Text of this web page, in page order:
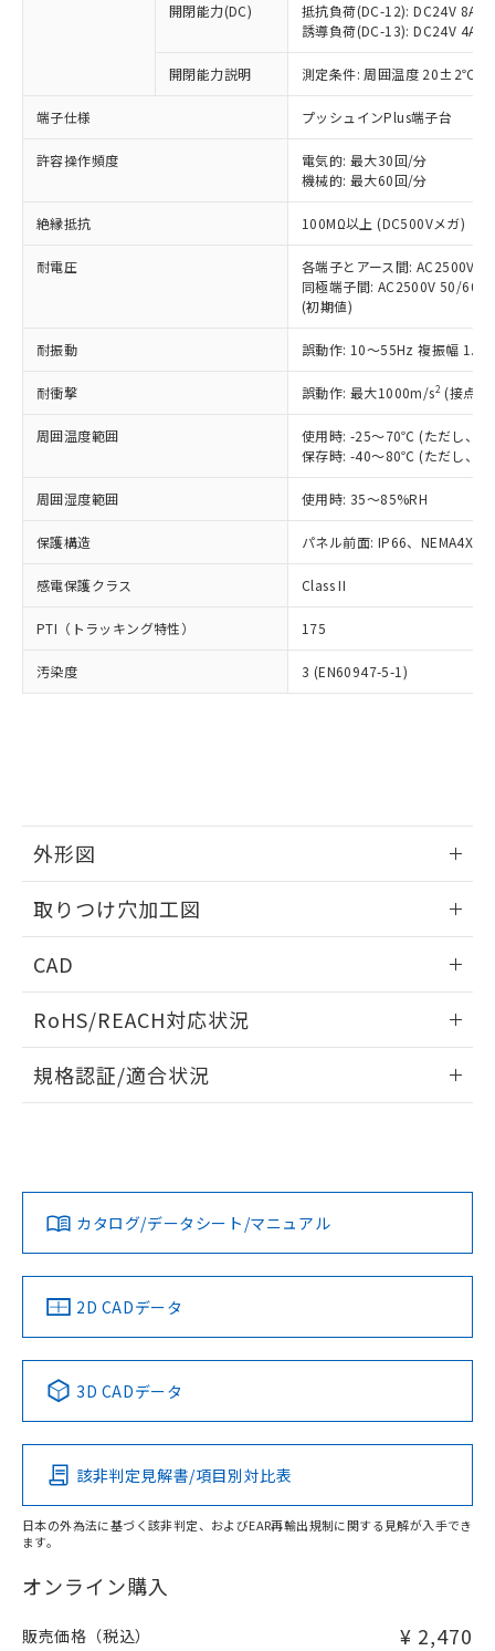
開閉能力(DC)
抵抗負荷(DC-12): DC24V 8A/
誘導負荷(DC-13): DC24V 4A/
開閉能力説明 測定条件: 周囲温度 20±2℃、
端子仕様 プッシュインPlus端子台
許容操作頻度
電気的: 最大30回/分
機械的: 最大60回/分
絶縁抵抗 100MΩ以上 (DC500Vメガ)
耐電圧
各端子とアース間: AC2500V
同極端子間: AC2500V 50/
(初期値)
耐振動 誤動作: 10～55Hz 複振幅
耐衝撃 誤動作: 最大1000m/s2 (接点
周囲温度範囲
使用時: -25～70℃ (ただし、氷
保存時: -40～80℃ (ただし、氷
周囲湿度範囲 使用時: 35～85%RH
保護構造 パネル前面: IP66、NEMA4X,
感電保護クラス Class II
PTI（トラッキング特性） 175
汚染度 3 (EN60947-5-1)
外形図
取りつけ穴加工図
CAD
ドすることができます。
ログイン/会員登録
ダウンロードデータをご利用いただく前に、以下を必ずお読
みください。
ソフトウェアの使用条件
RoHS/REACH対応状況
EU RoHS 注意事項・凡例
対応済み
中国 RoHS 注意事項・凡例
Pb Hg Cd Cr(VI)
O
在庫等で未対応品が混在する可能性があります。
問い合わせください。
規格認証/適合状況
カタログ/データシート/マニュアル
2D CADデータ
3D CADデータ
該非判定見解書/項目別対比表
日本の外為法に基づく該非判定、およびEAR再輸出規制に関する見解が入手でき
ます。
オンライン購入
販売価格（税込） ¥ 2,470
以下の条件をお読みいただき、同意のうえ
ご利用ください。
本サービスは、当社制御機器事業取扱
商品の当社在庫状況および標準価格
(税抜)を提供させていただくもので
当社制御機器事業取扱商品の中には、
本サービスの対象外となる商品もある
ことをご了承ください。
在庫状況および標準価格照会結果は、
記載している更新日時点での社内デー
タに基づき作成されるものであり、閲
覧された時点での実際の在庫および標
準価格とは異なる場合があることをご
正式な納期状況および標準価格はお客
様のお取引先、またはお客様担当のオ
ムロン制御機器販売店・当社販売員に
オムロン制御機器販売店や当社販売拠
販売ネットワーク
」をご確認
在庫状況および標準価格結果を当社の
事前の承諾なく第三者に漏洩または開
示しないようお願いします。
マイパーツ機能（部品リスト作成サー
ビス）をご利用いただくには、I-Web
品・サービスに関するお客様との取
の共同利用に関して"
用者の範囲」に記載されている法人を
対応予定なし：EU RoHS指令（10物質）の
非含有に非対応の商品で、対応品を出す予
調査・確認中：EU RoHS指令（10物質）の
非含有の対応状況を調査中または確認中の
商品です。
非該当品：ライセンス料など無形物で、有
害物質有無と関係のない商品です。
仕入先様の事情により、非含有部品として
いたものが、含有品と判明した場合などや
むを得ず変更することがあります。
鉛(Pb) 1000ppm以下、 水銀(Hg) 1000ppm以下、 カド
六価クロム(Cr(Ⅵ)) 1000ppm以下、ポリ臭化ビフェニル
類(PBB) 1000ppm以下、ポリ臭化ジフェニルエーテル類
ルベンジル（BBP） 1000ppm以下、フタル酸ジブチル
（DBP） 1000ppm以下、フタル酸ジイソブチル
但し、RoHS指令で産業用監視および制御機器に対する
適用除外項目は除く。
フタル酸エステル類の４物質については閾値を超える意
図的な使用がないことを確認しています。
部品在庫の切り替え状況などにより、予定
月が前後することがあります。
EU RoHS指令（10物質）の非含有証明書
51物質の非含有証明書（当社基準）
※本証明書は発行日時点で非含有を証明す
物質の対応では、対応完了までの期間は出
荷製品に未対応品が混在することから備考
欄に対応日を記載しておりました。
既に当社にて対応品への在庫切替を完了
「○」：最大均質材料含有率が中国RoHSの
基準値以下であることを示します。
「×」：最大均質材料含有率が中国RoHSの
基準値を超えていることを示します。
「－」：未確認です。当社販売部門へお問
*中国RoHS10物質の基準値 (GB/T26572)：
Pb(鉛) :1000ppm、 Hg(水銀) : 1000ppm、 Cd(カドミウ
Cr(Ⅵ)(六価クロム) : 1000ppm、 PBBs(ポリ臭化ビフェ
ニル類) : 1000ppm、 PBDEs(ポリ臭化ジフェニルエーテ
ル類) : 1000ppm、
DBP(フタル酸ジブチル) : 1000ppm、 DIBP(フタル酸ジ
イソブチル) : 1000ppm、 BBP(フタル酸ブチルベンジ
DEHP(フタル酸ビス(2-エチルヘキシル)) : 1000ppm
「ｅ」：有害物質（10物質）のすべてが基
準値以下であることを示します。
「10」：通常の使用状況下において有害物
質が外部に漏えいし、環境に深刻な影響を
及ぼさない年数を意味します。
当社は、これら貴社製品のうち、外国
為替および外国貿易法に定める商品
（以下｢規制貨物等」という）を輸出
または国外への提供する場合は、日本
国政府の輸出許可(または役務取引許
可)を取得するなどの必要な手続きを
当社は規制貨物を破棄する場合は、完
全に破砕するなど、違法に輸出されな
いよう必要な手段を講じます。
当社は貴社製品を、核兵器、ミサイ
ル、化学兵器、生物兵器またはその他
武器並びにこれらの製造装置等に一切
当社は、貴社製品を第三者に販売する
場合は、上記1、2および3の内容を当
該第三者に通知します。また当社は、
販売先および販売に係わる関係者が違
法に輸出するおそれがある場合は、取
り引きをいたしません。
一定数以上の在庫あり
一定数には満たないが在庫あり
在庫なし(最新の在庫状況につ
いては、お客様のお取引先、ま
たはお客様担当のオムロン制御
機器販売店・当社販売員にご確
受注生産機種、また在庫状況の
情報を公開していない機種